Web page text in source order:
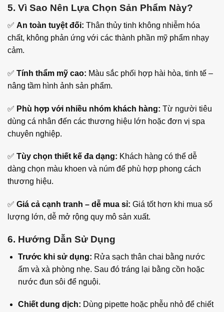
5. Vì Sao Nên Lựa Chọn Sản Phẩm Này?
✅ An toàn tuyệt đối: Thân thủy tinh không nhiễm hóa
chất, không phản ứng với các thành phần mỹ phẩm nhạy
cảm.
✅ Tính thẩm mỹ cao: Màu sắc phối hợp hài hòa, tinh tế –
nâng tầm hình ảnh sản phẩm.
✅ Phù hợp với nhiều nhóm khách hàng: Từ người tiêu
dùng cá nhân đến các thương hiệu lớn hoặc đơn vị spa
chuyên nghiệp.
✅ Tùy chọn thiết kế đa dạng: Khách hàng có thể dễ
dàng chọn màu khoen và núm để phù hợp phong cách
thương hiệu.
✅ Giá cả cạnh tranh – dễ mua sỉ: Giá tốt hơn khi mua số
lượng lớn, dễ mở rộng quy mô sản xuất.
6. Hướng Dẫn Sử Dụng
Trước khi sử dụng: Rửa sạch thân chai bằng nước
ấm và xà phòng nhẹ. Sau đó tráng lại bằng cồn hoặc
nước đun sôi để nguội.
Chiết dung dịch: Dùng pipette hoặc phễu nhỏ để chiết